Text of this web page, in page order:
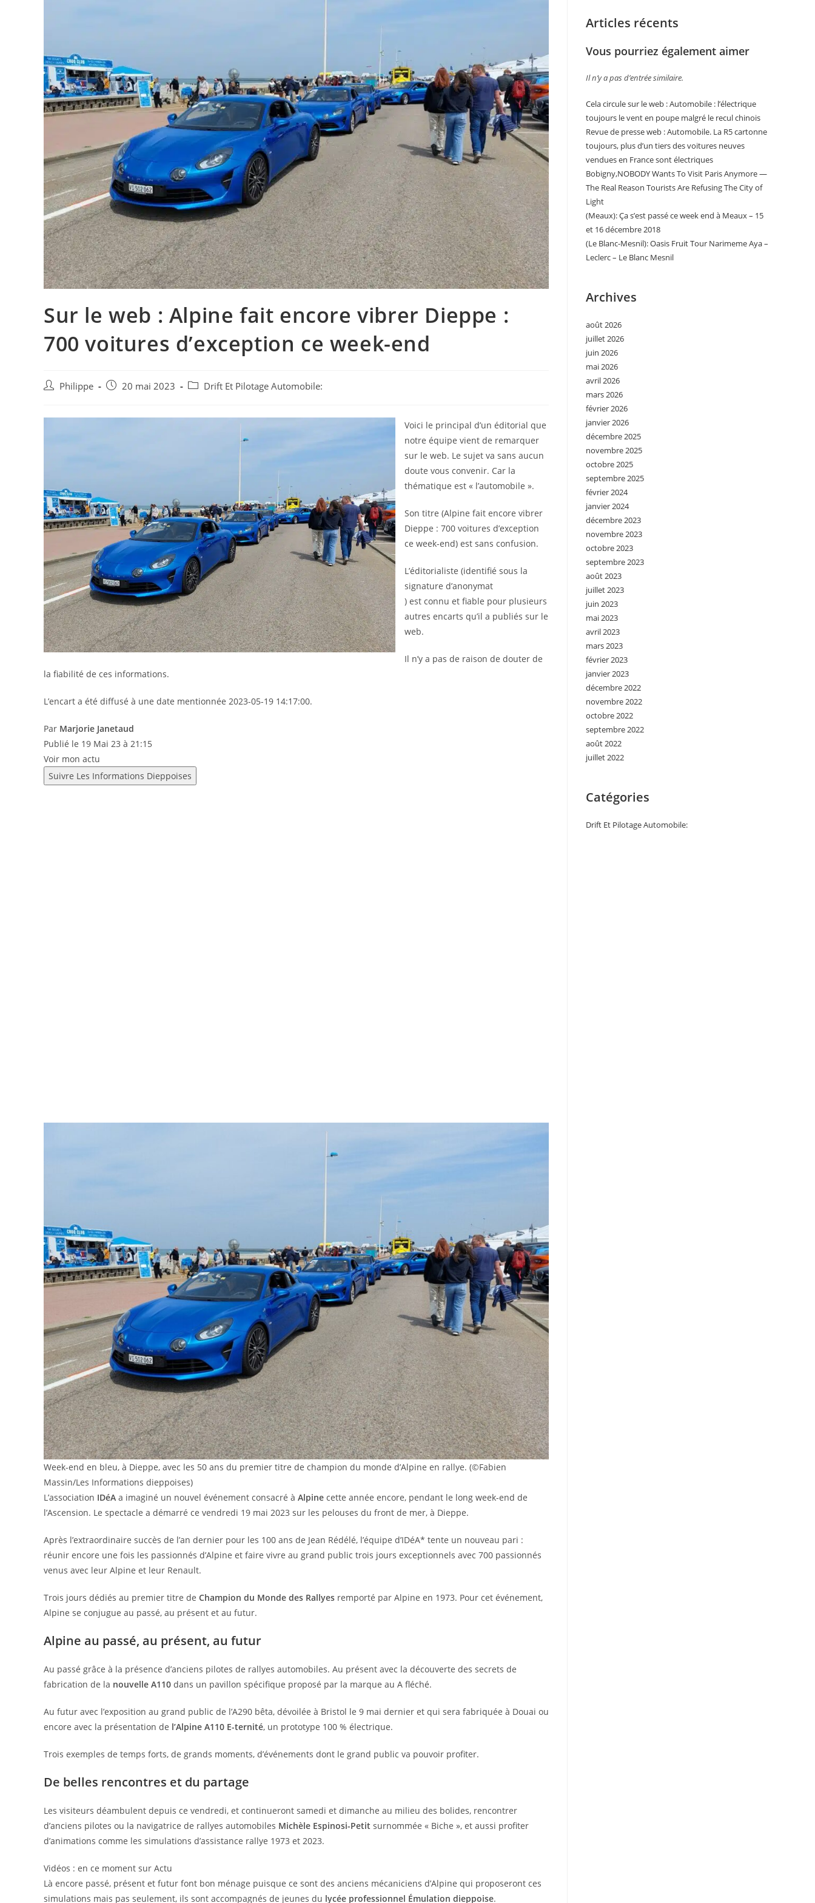
Sur le web : Alpine fait encore vibrer Dieppe :
700 voitures d’exception ce week-end
Auteur/autrice
Philippe
Post 20 mai 2023
Post Drift Et Pilotage Automobile:
Voici le principal d’un éditorial que
notre équipe vient de remarquer
sur le web. Le sujet va sans aucun
doute vous convenir. Car la
thématique est « l’automobile ».
Son titre (Alpine fait encore vibrer
Dieppe : 700 voitures d’exception
ce week-end) est sans confusion.
L’éditorialiste (identifié sous la
signature d’anonymat
) est connu et fiable pour plusieurs
autres encarts qu’il a publiés sur le
web.
Il n’y a pas de raison de douter de
la fiabilité de ces informations.
L’encart a été diffusé à une date mentionnée 2023-05-19 14:17:00.
Par Marjorie Janetaud
Publié le 19 Mai 23 à 21:15
Voir mon actu
Suivre Les Informations Dieppoises
Week-end en bleu, à Dieppe, avec les 50 ans du premier titre de champion du monde d’Alpine en rallye. (©Fabien
Massin/Les Informations dieppoises)
L’association IDéA a imaginé un nouvel événement consacré à Alpine cette année encore, pendant le long week-end de
l’Ascension. Le spectacle a démarré ce vendredi 19 mai 2023 sur les pelouses du front de mer, à Dieppe.
Après l’extraordinaire succès de l’an dernier pour les 100 ans de Jean Rédélé, l’équipe d’IDéA* tente un nouveau pari :
réunir encore une fois les passionnés d’Alpine et faire vivre au grand public trois jours exceptionnels avec 700 passionnés
venus avec leur Alpine et leur Renault.
Trois jours dédiés au premier titre de Champion du Monde des Rallyes remporté par Alpine en 1973. Pour cet événement,
Alpine se conjugue au passé, au présent et au futur.
Alpine au passé, au présent, au futur
Au passé grâce à la présence d’anciens pilotes de rallyes automobiles. Au présent avec la découverte des secrets de
fabrication de la nouvelle A110 dans un pavillon spécifique proposé par la marque au A fléché.
Au futur avec l’exposition au grand public de l’A290 bêta, dévoilée à Bristol le 9 mai dernier et qui sera fabriquée à Douai ou
encore avec la présentation de l’Alpine A110 E-ternité, un prototype 100 % électrique.
Trois exemples de temps forts, de grands moments, d’événements dont le grand public va pouvoir profiter.
De belles rencontres et du partage
Les visiteurs déambulent depuis ce vendredi, et continueront samedi et dimanche au milieu des bolides, rencontrer
d’anciens pilotes ou la navigatrice de rallyes automobiles Michèle Espinosi-Petit surnommée « Biche », et aussi profiter
d’animations comme les simulations d’assistance rallye 1973 et 2023.
Vidéos : en ce moment sur Actu
Là encore passé, présent et futur font bon ménage puisque ce sont des anciens mécaniciens d’Alpine qui proposeront ces
simulations mais pas seulement, ils sont accompagnés de jeunes du lycée professionnel Émulation dieppoise.
Articles récents
Vous pourriez également aimer
Il n’y a pas d’entrée similaire.
Cela circule sur le web : Automobile : l’électrique
toujours le vent en poupe malgré le recul chinois
Revue de presse web : Automobile. La R5 cartonne
toujours, plus d’un tiers des voitures neuves
vendues en France sont électriques
Bobigny,NOBODY Wants To Visit Paris Anymore —
The Real Reason Tourists Are Refusing The City of
Light
(Meaux): Ça s’est passé ce week end à Meaux – 15
et 16 décembre 2018
(Le Blanc-Mesnil): Oasis Fruit Tour Narimeme Aya –
Leclerc – Le Blanc Mesnil
Archives
août 2026
juillet 2026
juin 2026
mai 2026
avril 2026
mars 2026
février 2026
janvier 2026
décembre 2025
novembre 2025
octobre 2025
septembre 2025
février 2024
janvier 2024
décembre 2023
novembre 2023
octobre 2023
septembre 2023
août 2023
juillet 2023
juin 2023
mai 2023
avril 2023
mars 2023
février 2023
janvier 2023
décembre 2022
novembre 2022
octobre 2022
septembre 2022
août 2022
juillet 2022
Catégories
Drift Et Pilotage Automobile: